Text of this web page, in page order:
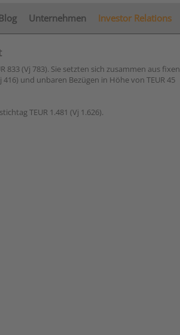
Blog Unternehmen Investor Relations
(Vj 783). Sie setzten sich zusammen aus fixen
und unbaren Bezügen in Höhe von TEUR 45
TEUR 1.481 (Vj 1.626).